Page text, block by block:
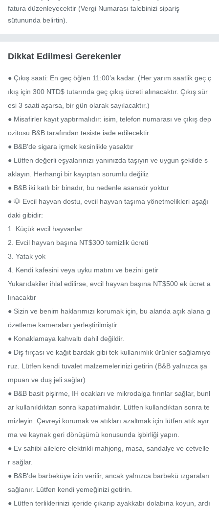
fatura düzenleyecektir (Vergi Numarası talebinizi sipariş
sütununda belirtin).
Dikkat Edilmesi Gerekenler
● Çıkış saati: En geç öğlen 11:00’a kadar. (Her yarım saatlik geç ç
ıkış için 300 NTD$ tutarında geç çıkış ücreti alınacaktır. Çıkış sür
esi 3 saati aşarsa, bir gün olarak sayılacaktır.)
● Misafirler kayıt yaptırmalıdır: isim, telefon numarası ve çıkış dep
ozitosu B&B tarafından tesiste iade edilecektir.
● B&B'de sigara içmek kesinlikle yasaktır
● Lütfen değerli eşyalarınızı yanınızda taşıyın ve uygun şekilde s
aklayın. Herhangi bir kayıptan sorumlu değiliz
● B&B iki katlı bir binadır, bu nedenle asansör yoktur
● 🐶 Evcil hayvan dostu, evcil hayvan taşıma yönetmelikleri aşağı
daki gibidir:
1. Küçük evcil hayvanlar
2. Evcil hayvan başına NT$300 temizlik ücreti
3. Yatak yok
4. Kendi kafesini veya uyku matını ve bezini getir
Yukarıdakiler ihlal edilirse, evcil hayvan başına NT$500 ek ücret a
lınacaktır
● Sizin ve benim haklarımızı korumak için, bu alanda açık alana g
özetleme kameraları yerleştirilmiştir.
● Konaklamaya kahvaltı dahil değildir.
● Diş fırçası ve kağıt bardak gibi tek kullanımlık ürünler sağlamıyo
ruz. Lütfen kendi tuvalet malzemelerinizi getirin (B&B yalnızca şa
mpuan ve duş jeli sağlar)
● B&B basit pişirme, IH ocakları ve mikrodalga fırınlar sağlar, bunl
ar kullanıldıktan sonra kapatılmalıdır. Lütfen kullandıktan sonra te
mizleyin. Çevreyi korumak ve atıkları azaltmak için lütfen atık ayır
ma ve kaynak geri dönüşümü konusunda işbirliği yapın.
● Ev sahibi ailelere elektrikli mahjong, masa, sandalye ve cetvelle
r sağlar.
● B&B'de barbeküye izin verilir, ancak yalnızca barbekü ızgaraları
sağlanır. Lütfen kendi yemeğinizi getirin.
● Lütfen terliklerinizi içeride çıkarıp ayakkabı dolabına koyun, ardı